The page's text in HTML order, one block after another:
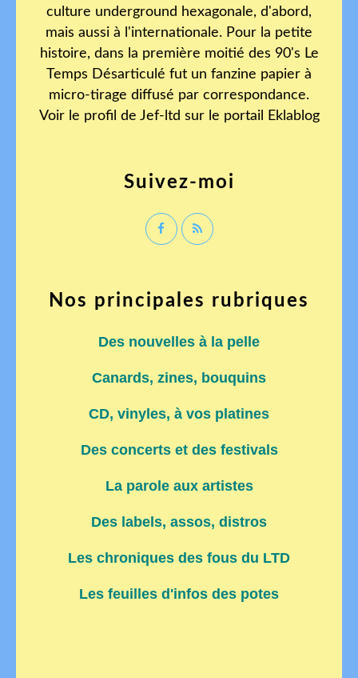
culture underground hexagonale, d'abord,
mais aussi à l'internationale. Pour la petite
histoire, dans la première moitié des 90's Le
Temps Désarticulé fut un fanzine papier à
micro-tirage diffusé par correspondance.
Voir le profil de Jef-ltd sur le portail Eklablog
Suivez-moi
Nos principales rubriques
Des nouvelles à la pelle
Canards, zines, bouquins
CD, vinyles, à vos platines
Des concerts et des festivals
La parole aux artistes
Des labels, assos, distros
Les chroniques des fous du LTD
Les feuilles d'infos des potes